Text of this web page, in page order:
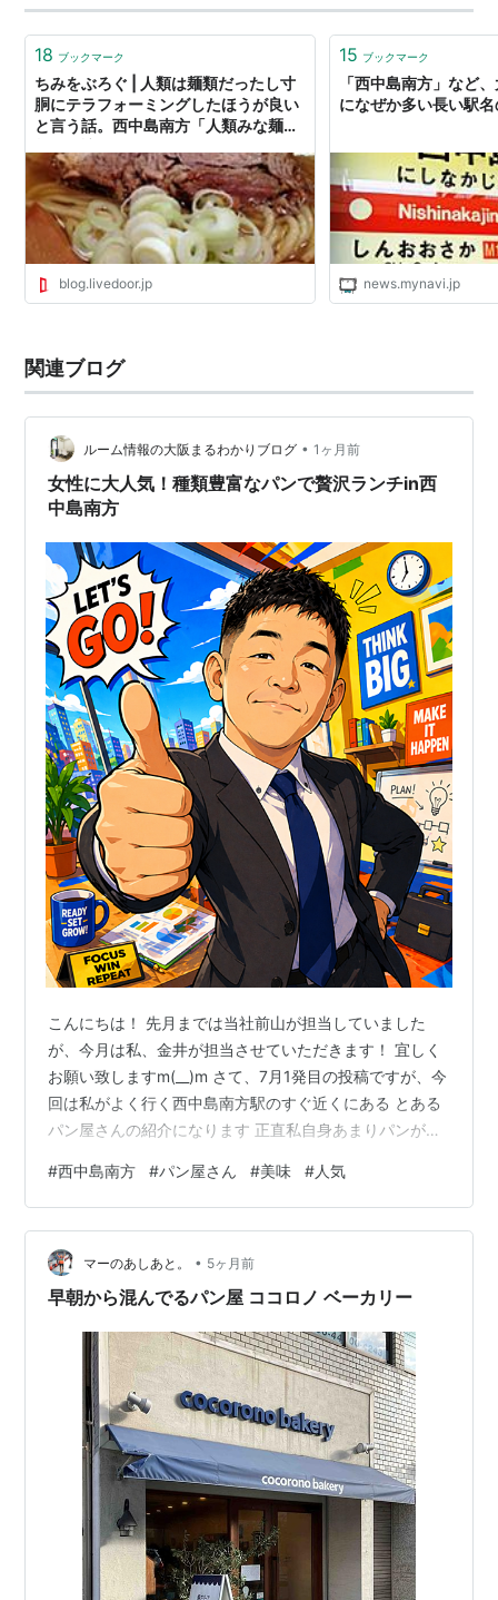
18 ブックマーク
ちみをぶろぐ | 人類は麺類だったし寸
胴にテラフォーミングしたほうが良い
と言う話。西中島南方「人類みな麺
blog.livedoor.jp
15 ブックマーク
「西中島南方」など
になぜか多い長い駅
news.mynavi.jp
関連ブログ
ルーム情報の大阪まるわかりブログ • 1ヶ月前
女性に大人気！種類豊富なパンで贅沢ランチin西
中島南方
こんにちは！ 先月までは当社前山が担当していました
が、今月は私、金井が担当させていただきます！ 宜しく
お願い致しますm(__)m さて、7月1発目の投稿ですが、今
回は私がよく行く西中島南方駅のすぐ近くにある とある
パン屋さんの紹介になります 正直私自身あまりパンが好
美味しいと思えるパンに巡りあえました！ 外観はこんな
感じです 昼前に行きましたが、既にお客さんでいっぱい
でした 聞くところによるとお昼頃にはパン無くなって売
り切れているとか💦 早めに行くことをオススメします 中
はこんな感じ お客さんのほとんどが女性客でした💦 種類
#西中島南方 #パン屋さん #美味 #人気
マーのあしあと。 • 5ヶ月前
早朝から混んでるパン屋 ココロノ ベーカリー